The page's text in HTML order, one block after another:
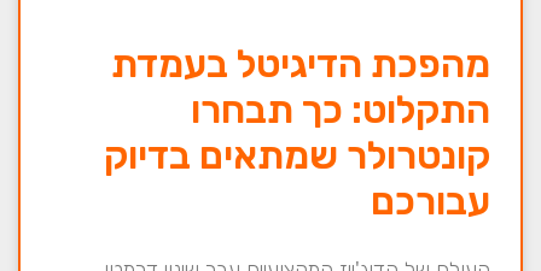
מהפכת הדיגיטל בעמדת
התקלוט: כך תבחרו
קונטרולר שמתאים בדיוק
עבורכם